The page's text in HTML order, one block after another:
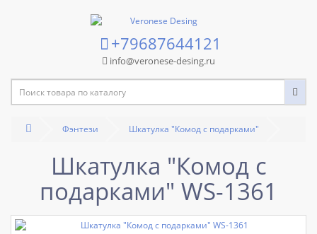
+79687644121
info@veronese-desing.ru
Фэнтези Шкатулка "Комод с подарками"
Шкатулка "Комод с
подарками" WS-1361